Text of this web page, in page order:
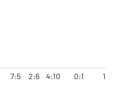
7:5 2:6 4:10 0:1 1:2